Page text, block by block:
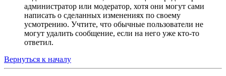
администратор или модератор, хотя они могут сами
написать о сделанных изменениях по своему
усмотрению. Учтите, что обычные пользователи не
могут удалить сообщение, если на него уже кто-то
ответил.
Вернуться к началу